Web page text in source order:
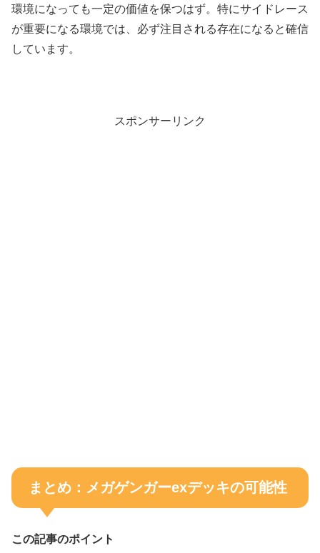
環境になっても一定の価値を保つはず。特にサイドレース
が重要になる環境では、必ず注目される存在になると確信
しています。
スポンサーリンク
まとめ：メガゲンガーexデッキの可能性
この記事のポイント